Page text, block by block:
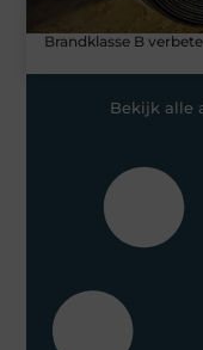
Brandklasse B
Bekijk alle